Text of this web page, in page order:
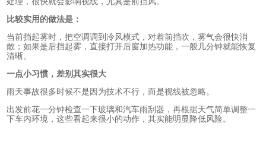
处理，很快就会影响视线，尤其是前挡风。
比较实用的做法是：
当前挡起雾时，把空调调到冷风模式，对着前挡吹，雾气会很快消
散；如果是后挡起雾，直接打开后窗加热功能，一般几分钟就能恢复
清晰。
一点小习惯，差别其实很大
雨天事故很多时候不是因为技术不行，而是视线被忽略。
出发前花一分钟检查一下玻璃和汽车雨刮器，再根据天气简单调整一
下车内环境，这些看起来很小的动作，其实能明显降低风险。